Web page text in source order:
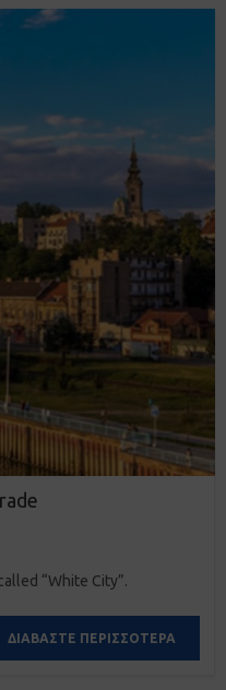
“White City”.
ΔΙΑΒΆΣΤΕ ΠΕΡΙΣΣΌΤΕΡΑ